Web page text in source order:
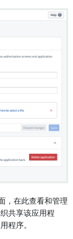
，在此查看和管理
共享该应用程
程序。